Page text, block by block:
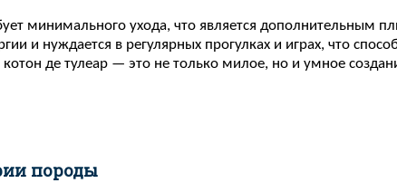
минимального ухода, что является дополнительным
и нуждается в регулярных прогулках и играх, что
де тулеар — это не только милое, но и умное
породы